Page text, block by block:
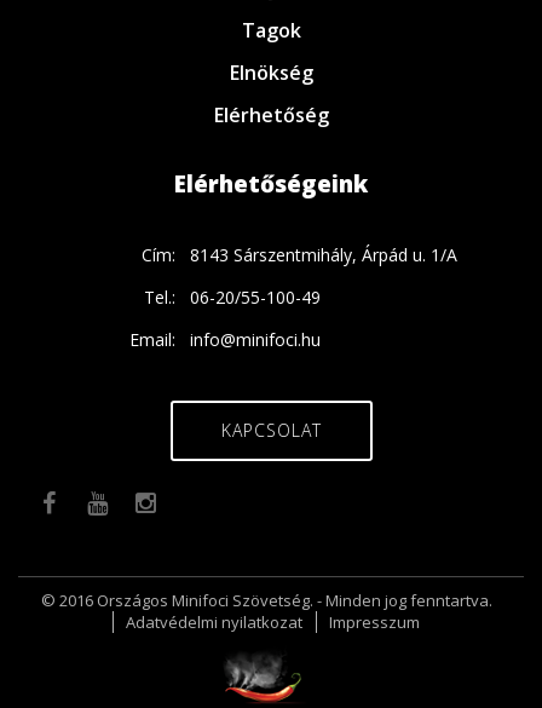
Tagok
Elnökség
Elérhetőség
Elérhetőségeink
Cím:
8143 Sárszentmihály, Árpád u. 1/A
Tel.:
06-20/55-100-49
Email:
info@minifoci.hu
KAPCSOLAT
© 2016 Országos Minifoci Szövetség. - Minden jog fenntartva.
Adatvédelmi nyilatkozat
Impresszum